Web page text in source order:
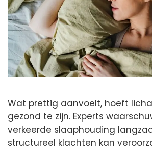
Wat prettig aanvoelt, hoeft
gezond te zijn. Experts
verkeerde slaaphouding
structureel klachten kan